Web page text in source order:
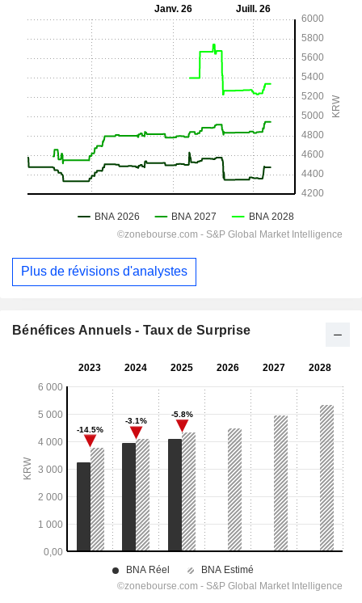
Plus de révisions d'analystes
Bénéfices Annuels - Taux de Surprise